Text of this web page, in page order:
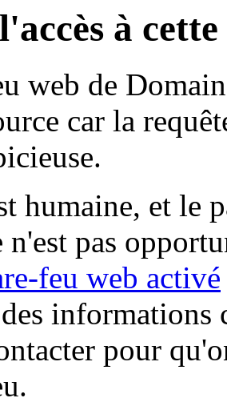
à
web de
car la
humaine, et le
n'est pas
feu web activé
informations
pour